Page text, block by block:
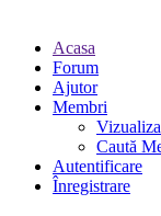
Acasa
Forum
Ajutor
Membri
Caută
Autentificare
Înregistrare